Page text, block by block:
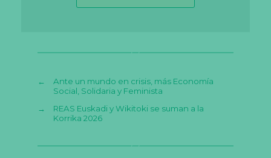
←
Ante un mundo en crisis, más Economía
Social, Solidaria y Feminista
→
REAS Euskadi y Wikitoki se suman a la
Korrika 2026